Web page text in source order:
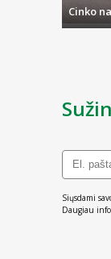
Cinko
Siųsdami
Daugiau